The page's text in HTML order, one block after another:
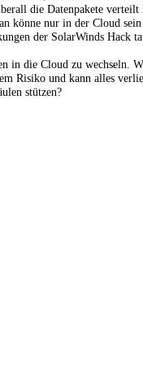
die Datenpakete verteilt
könne nur in der Cloud sein
der SolarWinds Hack
in die Cloud zu wechseln.
Risiko und kann alles
stützen?